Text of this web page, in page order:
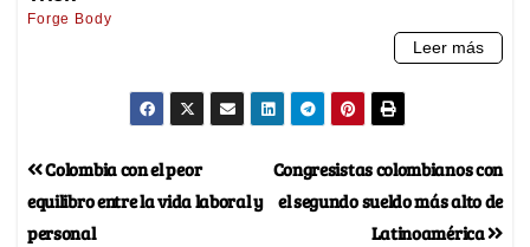
Congresistas colombianos con
el segundo sueldo más alto de
Latinoamérica
Colombia con el peor
equilibro entre la vida laboral y
personal